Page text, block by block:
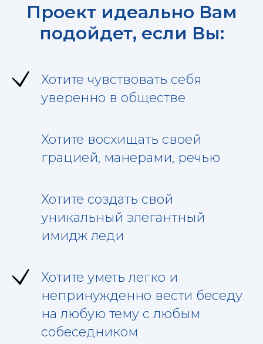
Проект идеально Вам
подойдет, если Вы:
Хотите чувствовать себя
уверенно в обществе
Хотите восхищать своей
грацией, манерами, речью
Хотите создать свой
уникальный элегантный
имидж леди
Хотите уметь легко и
непринужденно вести беседу
на любую тему с любым
собеседником